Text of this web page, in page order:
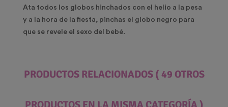
Ata todos los globos hinchados con el helio a la pesa
y a la hora de la fiesta, pinchas el globo negro para
que se revele el sexo del bebé.
PRODUCTOS RELACIONADOS ( 49 OTROS